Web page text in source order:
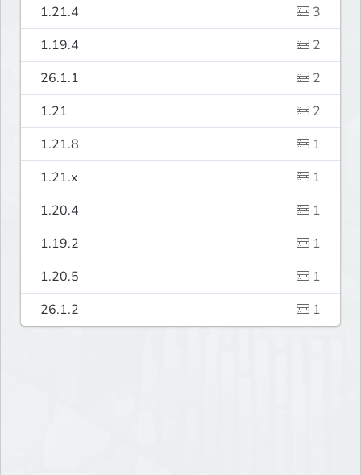
1.21.4
3
1.19.4
2
26.1.1
2
1.21
2
1.21.8
1
1.21.x
1
1.20.4
1
1.19.2
1
1.20.5
1
26.1.2
1